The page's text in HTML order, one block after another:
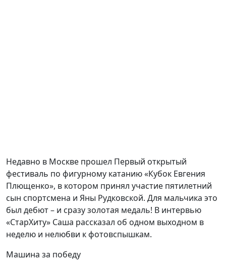
Недавно в Москве прошел Первый открытый
фестиваль по фигурному катанию «Кубок Евгения
Плющенко», в котором принял участие пятилетний
сын спортсмена и Яны Рудковской. Для мальчика это
был дебют – и сразу золотая медаль! В интервью
«СтарХиту» Саша рассказал об одном выходном в
неделю и нелюбви к фотовспышкам.
Машина за победу